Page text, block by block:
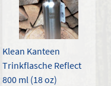
Klean Kanteen
Trinkflasche Reflect
800 ml (18 oz)